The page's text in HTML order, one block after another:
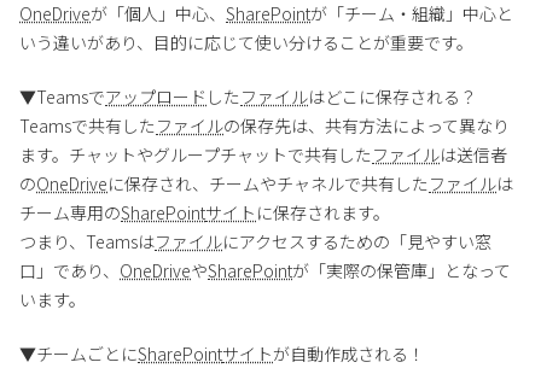
OneDriveが「個人」中心、 SharePointが「チーム・組織」中心と
いう違いがあり、目的に応じて使い分けることが重要です。
▼Teamsでアップロード したファイルはどこに保存される？
Teamsで共有したファイルの保存先は、共有方法によって異なり
ます。チャットやグループチャットで共有したファイルは送信者
のOneDriveに保存され、チームやチャネルで共有したファイルは
チーム専用のSharePointサイト に保存されます。
つまり、Teamsはファイルにアクセスするための「見やすい窓
口」であり、 OneDriveやSharePointが「実際の保管庫」となって
います。
▼チームごとにSharePointサイトが自動作成される！